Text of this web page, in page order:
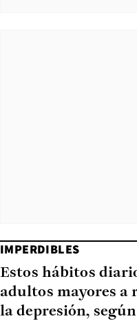
IMPERDIBLES
Estos hábitos
adultos mayores a
la depresión,